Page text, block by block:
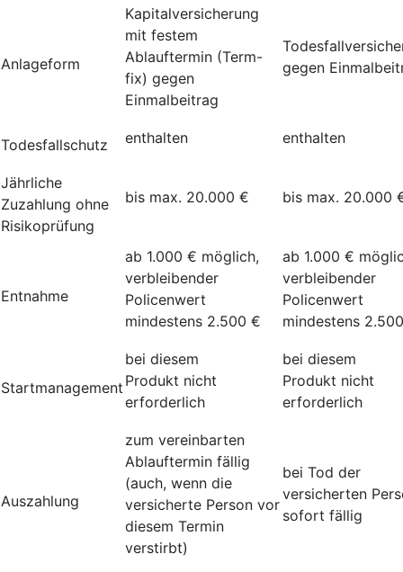
Anlageform
Kapitalversicherung
mit festem
Ablauftermin (Term-
fix) gegen
Einmalbeitrag
gegen
Todesfallschutz enthalten enthalten
Jährliche
Zuzahlung ohne
Risikoprüfung
bis max. 20.000 € bis max. 20.000
Entnahme
ab 1.000 € möglich,
verbleibender
Policenwert
mindestens 2.500 €
ab 1.000 €
verbleibender
Policenwert
mindestens
Startmanagement
bei diesem
Produkt nicht
erforderlich
bei diesem
Produkt nicht
erforderlich
Auszahlung
zum vereinbarten
Ablauftermin fällig
(auch, wenn die
versicherte Person vor
diesem Termin
verstirbt)
bei Tod der
versicherten
sofort fällig